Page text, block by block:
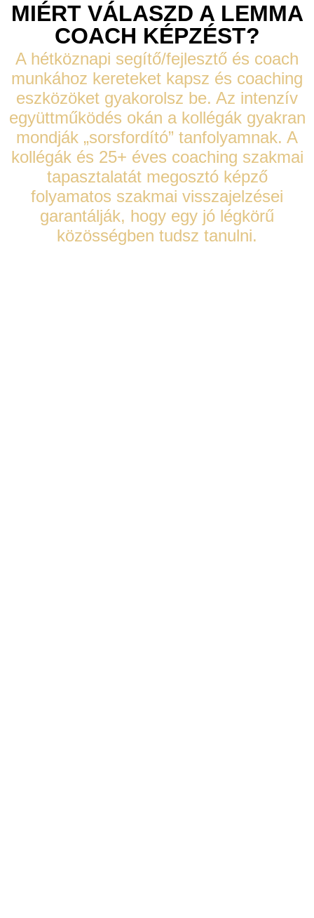
MIÉRT VÁLASZD A LEMMA
COACH KÉPZÉST?
A hétköznapi segítő/fejlesztő és coach
munkához kereteket kapsz és coaching
eszközöket gyakorolsz be. Az intenzív
együttműködés okán a kollégák gyakran
mondják „sorsfordító” tanfolyamnak. A
kollégák és 25+ éves coaching szakmai
tapasztalatát megosztó képző
folyamatos szakmai visszajelzései
garantálják, hogy egy jó légkörű
közösségben tudsz tanulni.